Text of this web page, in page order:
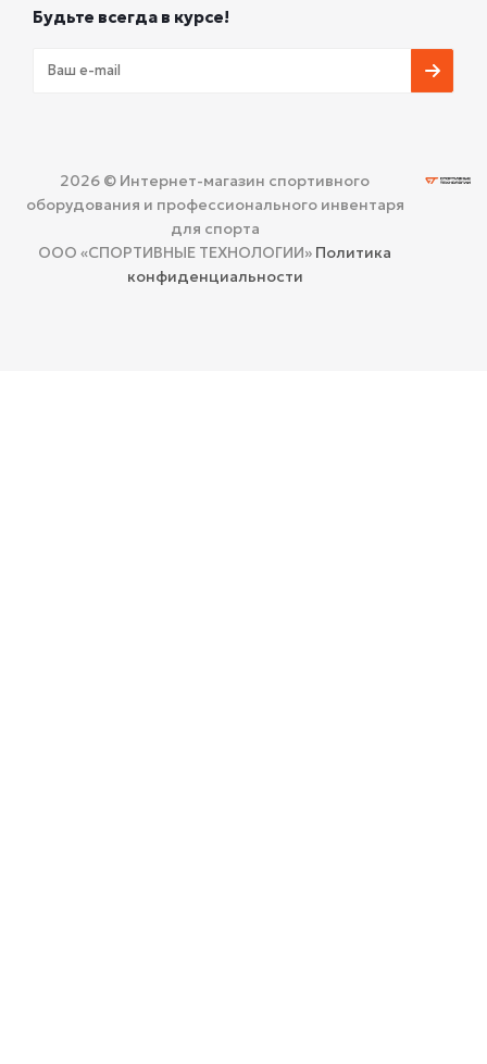
Будьте всегда в курсе!
2026 © Интернет-магазин спортивного
оборудования и профессионального инвентаря
для спорта
ООО «СПОРТИВНЫЕ ТЕХНОЛОГИИ» Политика
конфиденциальности